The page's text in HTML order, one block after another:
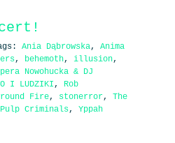
Ania Dąbrowska, Anima
, behemoth, illusion,
Nowohucka & DJ
I LUDZIKI, Rob
Fire, stonerror, The
Pulp Criminals, Yppah